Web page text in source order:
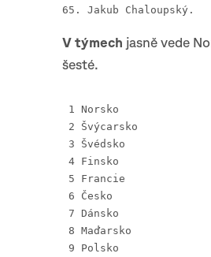
V týmech jasně vede
šesté.